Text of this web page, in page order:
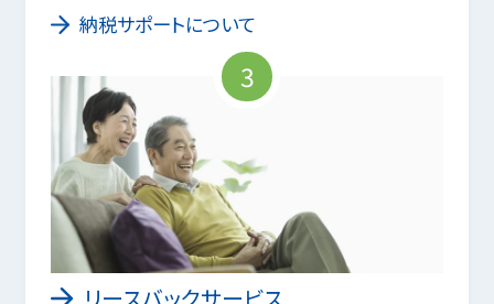
納税サポートについて
3